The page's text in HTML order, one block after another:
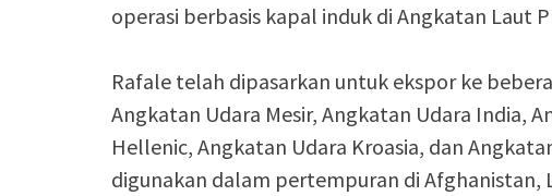
operasi berbasis kapal induk di Angkatan Laut
Rafale telah dipasarkan untuk ekspor ke
Angkatan Udara Mesir, Angkatan Udara India,
Hellenic, Angkatan Udara Kroasia, dan
digunakan dalam pertempuran di Afghanistan,